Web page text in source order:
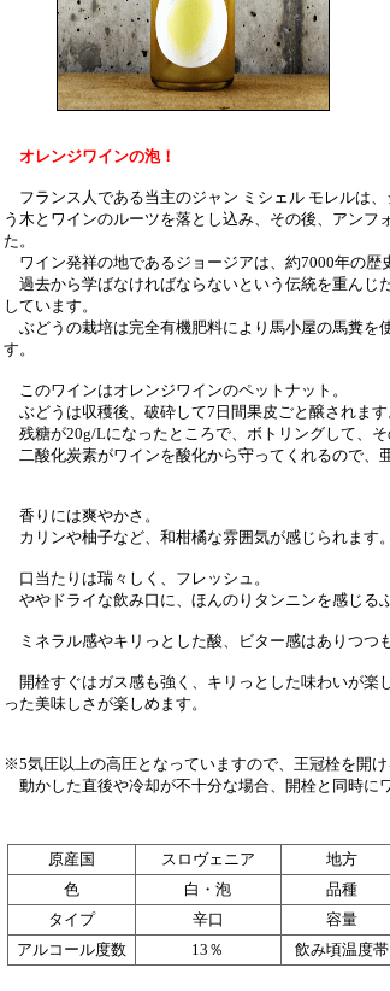
オレンジワインの泡！
フランス人である当主のジャン ミシェル モレルは
う木とワインのルーツを落とし込み、その後、アン
た。
ワイン発祥の地であるジョージアは、約7000年の歴
過去から学ばなければならないという伝統を重んじ
しています。
ぶどうの栽培は完全有機肥料により馬小屋の馬糞を
す。
このワインはオレンジワインのペットナット。
ぶどうは収穫後、破砕して7日間果皮ごと醸されます
残糖が20g/Lになったところで、ボトリングして、そ
二酸化炭素がワインを酸化から守ってくれるので、
香りには爽やかさ。
カリンや柚子など、和柑橘な雰囲気が感じられます。
口当たりは瑞々しく、フレッシュ。
ややドライな飲み口に、ほんのりタンニンを感じる
ミネラル感やキリっとした酸、ビター感はありつつ
開栓すぐはガス感も強く、キリっとした味わいが楽
った美味しさが楽しめます。
※5気圧以上の高圧となっていますので、王冠栓を開け
動かした直後や冷却が不十分な場合、開栓と同時に
原産国 スロヴェニア 地方
色
白・泡 品種
タイプ
辛口 容量
アルコール度数
13％ 飲み頃温度帯